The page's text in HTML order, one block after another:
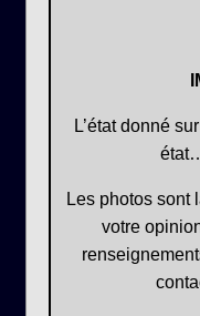
L’état donné
Les photos sont
votre